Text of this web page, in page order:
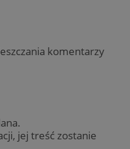
komentarzy
jej treść zostanie